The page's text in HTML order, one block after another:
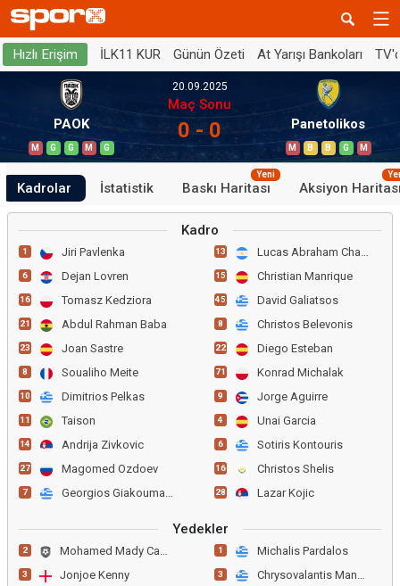
Hızlı Erişim İLK11 KUR Günün Özeti At Yarışı Bankoları
PAOK
M G G M G
20.09.2025
Maç Sonu
0 - 0 Panetolikos
M B B G M
Kadrolar İstatistik Baskı Haritası
Yeni
Aksiyon
Kadro
1 Jiri Pavlenka
6 Dejan Lovren
16 Tomasz Kedziora
21 Abdul Rahman Baba
23 Joan Sastre
8 Soualiho Meite
10 Dimitrios Pelkas
11 Taison
14 Andrija Zivkovic
27 Magomed Ozdoev
7 Georgios Giakoumakis
13 Lucas Abraham Chavez
15 Christian Manrique
45 David Galiatsos
8 Christos Belevonis
22 Diego Esteban
71 Konrad Michalak
9 Jorge Aguirre
4 Unai Garcia
6 Sotiris Kontouris
16 Christos Shelis
28 Lazar Kojic
Yedekler
2 Mohamed Mady Camara
3 Jonjoe Kenny
1 Michalis Pardalos
3 Chrysovalantis Manos